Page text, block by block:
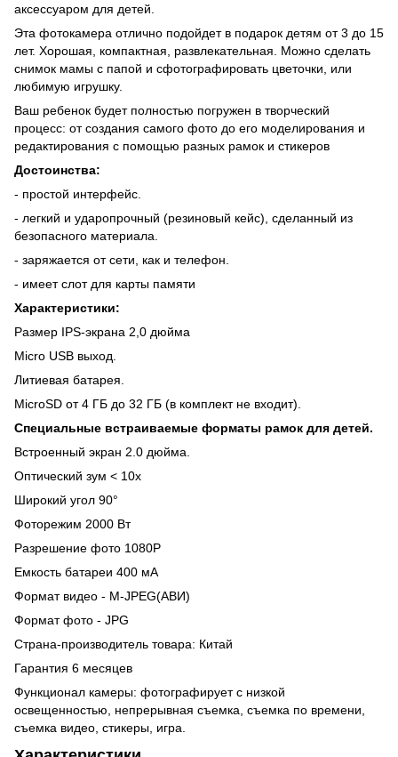
аксессуаром для детей.
Эта фотокамера отлично подойдет в подарок детям от 3 до 15
лет. Хорошая, компактная, развлекательная. Можно сделать
снимок мамы с папой и сфотографировать цветочки, или
любимую игрушку.
Ваш ребенок будет полностью погружен в творческий
процесс: от создания самого фото до его моделирования и
редактирования с помощью разных рамок и стикеров
Достоинства:
- простой интерфейс.
- легкий и ударопрочный (резиновый кейс), сделанный из
безопасного материала.
- заряжается от сети, как и телефон.
- имеет слот для карты памяти
Характеристики:
Размер IPS-экрана 2,0 дюйма
Micro USB выход.
Литиевая батарея.
MicroSD от 4 ГБ до 32 ГБ (в комплект не входит).
Специальные встраиваемые форматы рамок для детей.
Встроенный экран 2.0 дюйма.
Оптический зум < 10x
Широкий угол 90°
Фоторежим 2000 Вт
Разрешение фото 1080P
Емкость батареи 400 мА
Формат видео - M-JPEG(АВИ)
Формат фото - JPG
Страна-производитель товара: Китай
Гарантия 6 месяцев
Функционал камеры: фотографирует с низкой
освещенностью, непрерывная съемка, съемка по времени,
съемка видео, стикеры, игра.